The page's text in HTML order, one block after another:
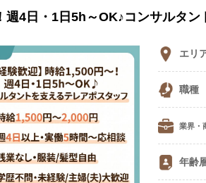
4日・1日5h～OK♪コンサルタン
エリ
職種
業界・
年齢